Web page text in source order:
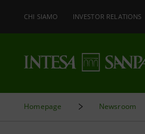
CHI SIAMO INVESTOR RELATIONS
Homepage Newsroom